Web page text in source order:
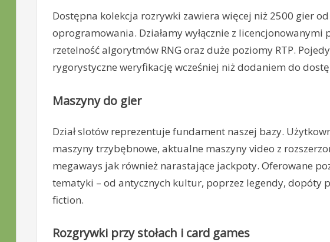
Dostępna kolekcja rozrywki zawiera więcej niż 2500 gier
oprogramowania. Działamy wyłącznie z
rzetelność algorytmów RNG oraz duże poziomy RTP.
rygorystyczne weryfikację wcześniej niż dodaniem do
Maszyny do gier
Dział slotów reprezentuje fundament naszej bazy.
maszyny trzybębnowe, aktualne maszyny video z
megaways jak również narastające jackpoty. Oferowane
tematyki – od antycznych kultur, poprzez legendy, dopóty
fiction.
Rozgrywki przy stołach i card games